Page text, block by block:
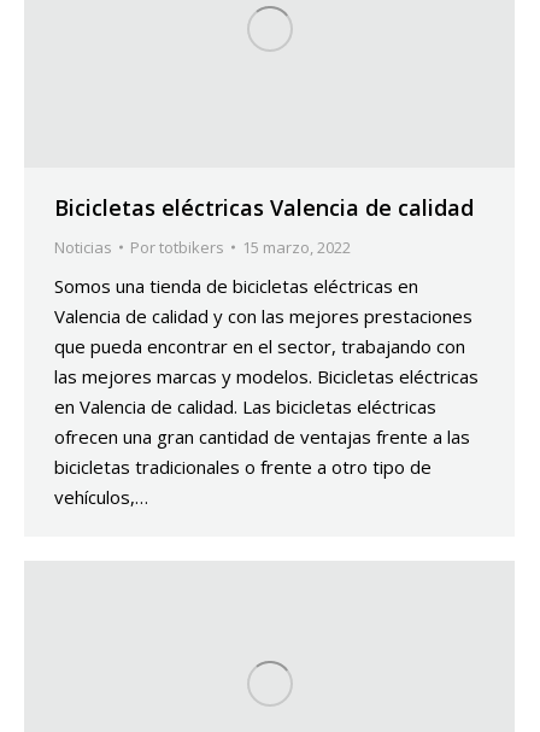
Bicicletas eléctricas Valencia de calidad
Noticias Portotbikers 15 marzo, 2022
Somos una tienda de bicicletas eléctricas en
Valencia de calidad y con las mejores prestaciones
que pueda encontrar en el sector, trabajando con
las mejores marcas y modelos. Bicicletas eléctricas
en Valencia de calidad. Las bicicletas eléctricas
ofrecen una gran cantidad de ventajas frente a las
bicicletas tradicionales o frente a otro tipo de
vehículos,…